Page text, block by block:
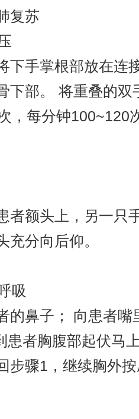
复苏
手掌根部放在连
下部。 将重叠的双
，每分钟100~120
额头上，另一只
充分向后仰。
吸
鼻子； 向患者嘴
患者胸腹部起伏马
步骤1，继续胸外